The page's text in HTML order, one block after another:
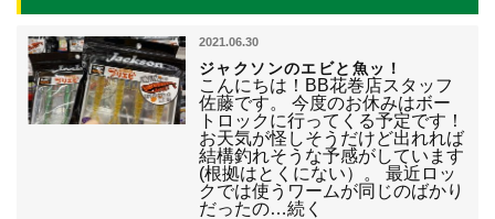
2021.06.30
ジャクソンのエビと魚ッ！
こんにちは！BB花巻店スタッフ
佐藤です。 今度のお休みはボー
トロックに行ってくる予定です！
お天気が怪しそうだけど出れれば
結構釣れそうな予感がしています
(根拠はとくにない）。 最近ロッ
クでは使うワームが同じのばかり
だったの…続く